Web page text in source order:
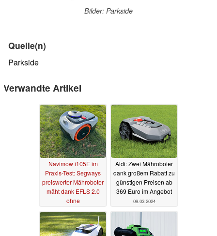
Bilder: Parkside
Quelle(n)
Parkside
Verwandte Artikel
Navimow i105E im
Praxis-Test: Segways
preiswerter Mähroboter
mäht dank EFLS 2.0
ohne
22.03.2024
Aldi: Zwei Mähroboter
dank großem Rabatt zu
günstigen Preisen ab
369 Euro im Angebot
09.03.2024